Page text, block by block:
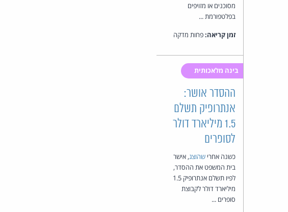
מסוכנים או מזויפים
בפלטפורמת ...
זמן קריאה:פחות מדקה
בינה מלאכותית
ההסדר אושר:
אנתרופיק תשלם
1.5 מיליארד דולר
לסופרים
כשנה אחרי שהוצג, אישר
בית המשפט את ההסדר,
לפיו תשלם אנתרופיק 1.5
מיליארד דולר לקבוצת
סופרים ...